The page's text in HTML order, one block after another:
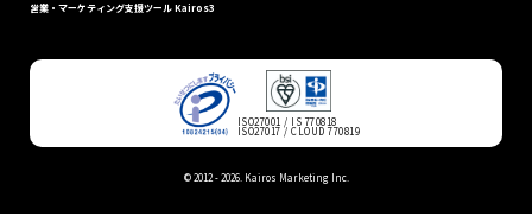
営業・マーケティング支援ツール Kairos3
ISO27001 / IS 770818
ISO27017 / CLOUD 770819
© 2012 -2026. Kairos Marketing Inc.